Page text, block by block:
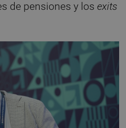
de pensiones y losexits